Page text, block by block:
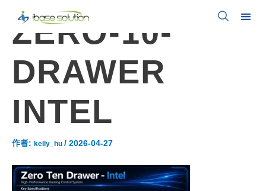
ZERO-10-
DRAWER
INTEL
作者: kelly_hu / 2026-04-27